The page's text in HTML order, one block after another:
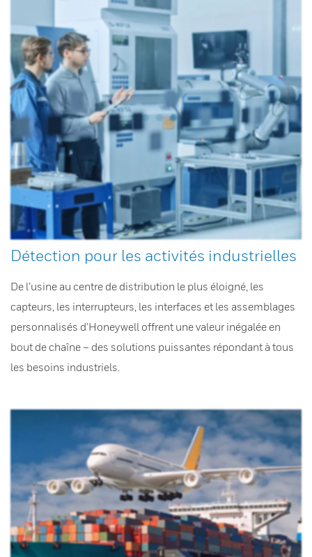
Détection pour les activités industrielles
De l’usine au centre de distribution le plus éloigné, les
capteurs, les interrupteurs, les interfaces et les assemblages
personnalisés d’Honeywell offrent une valeur inégalée en
bout de chaîne – des solutions puissantes répondant à tous
les besoins industriels.